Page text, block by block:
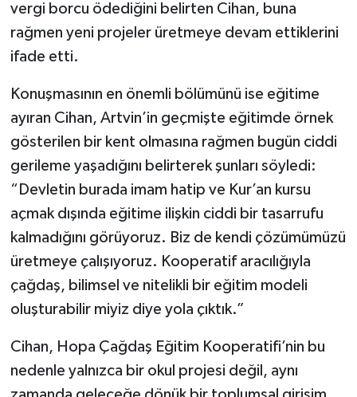
vergi borcu ödediğini belirten Cihan, buna
rağmen yeni projeler üretmeye devam ettiklerini
ifade etti.
Konuşmasının en önemli bölümünü ise eğitime
ayıran Cihan, Artvin’in geçmişte eğitimde örnek
gösterilen bir kent olmasına rağmen bugün ciddi
gerileme yaşadığını belirterek şunları söyledi:
“Devletin burada imam hatip ve Kur’an kursu
açmak dışında eğitime ilişkin ciddi bir tasarrufu
kalmadığını görüyoruz. Biz de kendi çözümümüzü
üretmeye çalışıyoruz. Kooperatif aracılığıyla
çağdaş, bilimsel ve nitelikli bir eğitim modeli
oluşturabilir miyiz diye yola çıktık.”
Cihan, Hopa Çağdaş Eğitim Kooperatifi’nin bu
nedenle yalnızca bir okul projesi değil, aynı